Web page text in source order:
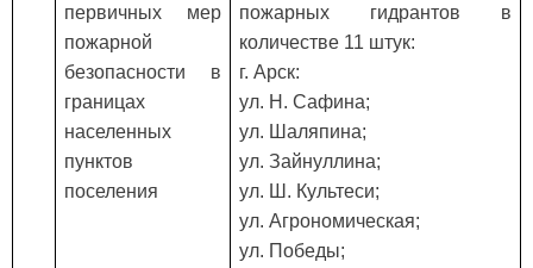
первичных мер
пожарной
безопасности в
границах
населенных
пунктов
поселения
пожарных гидрантов в
количестве 11 штук:
г. Арск:
ул. Н. Сафина;
ул. Шаляпина;
ул. Зайнуллина;
ул. Ш. Культеси;
ул. Агрономическая;
ул. Победы;